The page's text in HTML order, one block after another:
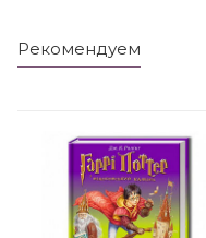
Рекомендуем